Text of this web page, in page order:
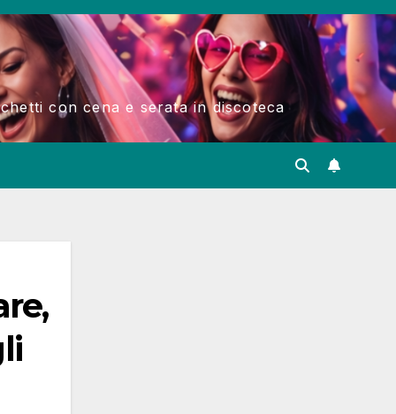
con cena e serata in discoteca